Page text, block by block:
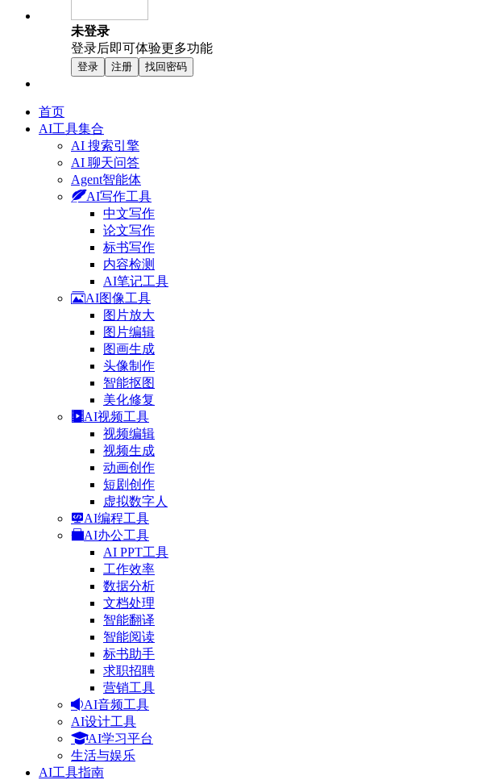
未登录
登录后即可体验更多功能
登录 注册 找回密码
首页
AI工具集合
AI 搜索引擎
AI 聊天问答
Agent智能体
AI写作工具
中文写作
论文写作
标书写作
内容检测
AI笔记工具
AI图像工具
图片放大
图片编辑
图画生成
头像制作
智能抠图
美化修复
AI视频工具
视频编辑
视频生成
动画创作
短剧创作
虚拟数字人
AI编程工具
AI办公工具
AI PPT工具
工作效率
数据分析
文档处理
智能翻译
智能阅读
标书助手
求职招聘
营销工具
AI音频工具
AI设计工具
AI学习平台
生活与娱乐
AI工具指南